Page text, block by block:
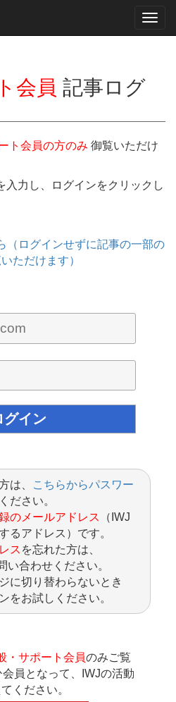
会員 記事ログ
ト会員の方のみ 御覧いただけ
入力し、ログインをクリックし
（ログインせずに記事の一部の
ただけます）
は、
こちらからパスワー
ださい。
のメールアドレス
（IWJ
るアドレス）です。
ス を忘れた方は、
い合わせください。
に切り替わらないとき
をお試しください。
・サポート会員のみご覧
員となって、IWJの活動
ください。